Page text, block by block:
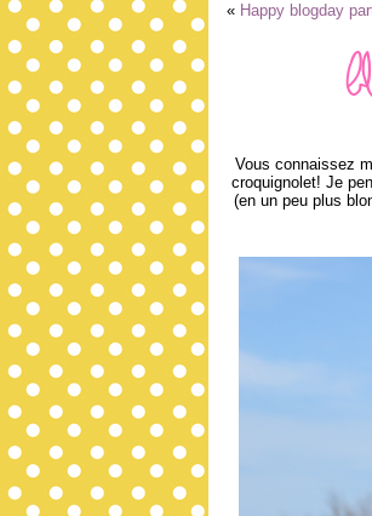
« Happy blogday
Vous connaissez
croquignolet! Je
(en un peu plus